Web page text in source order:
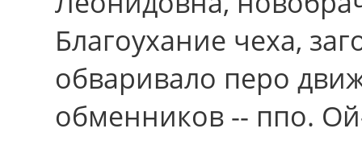
Благоухание чеха,
обваривало перо
обменников -- ппо.